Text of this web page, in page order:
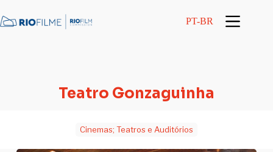
PT-BR
Teatro Gonzaguinha
Cinemas; Teatros e Auditórios